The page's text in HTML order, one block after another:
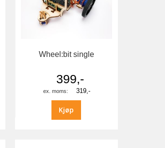
Wheel:bit single
399,-
319,-
Kjøp